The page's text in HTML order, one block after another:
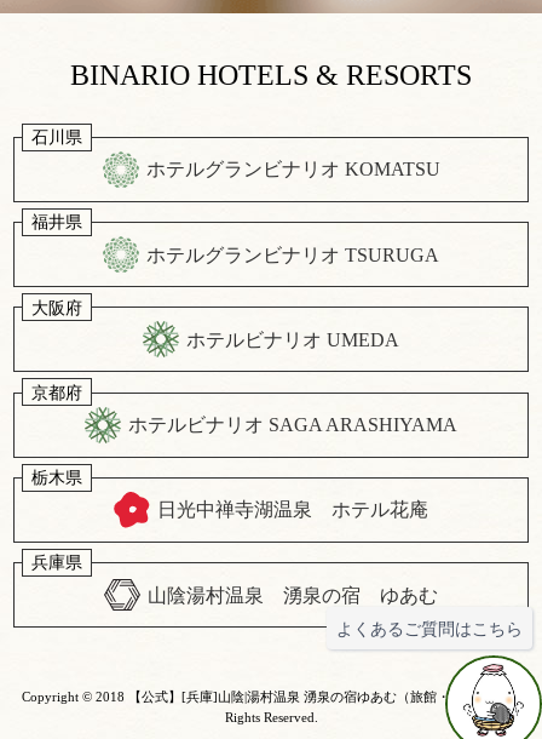
よくあるご質問はこちら
BINARIO HOTELS & RESORTS
石川県
ホテルグランビナリオ KOMATSU
福井県
ホテルグランビナリオ TSURUGA
大阪府
ホテルビナリオ UMEDA
京都府
ホテルビナリオ SAGA ARASHIYAMA
栃木県
日光中禅寺湖温泉 ホテル花庵
兵庫県
山陰湯村温泉 湧泉の宿 ゆあむ
Copyright © 2018 【公式】[兵庫]山陰|湯村温泉 湧泉の宿ゆあむ（旅館・ホテル）
All
Rights Reserved.